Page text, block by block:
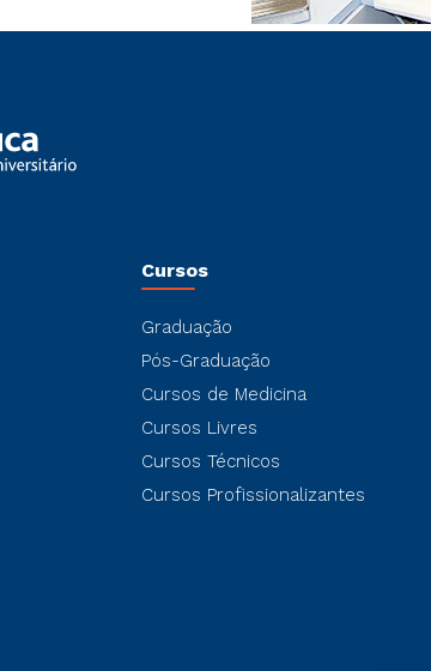
Cursos
Graduação
Pós-Graduação
Cursos de Medicina
Cursos Livres
Cursos Técnicos
Cursos Profissionalizantes